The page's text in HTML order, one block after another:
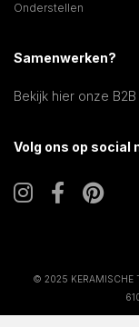
Onderstellen
Samenwerken?
Bekijk hier onze
Volg ons op social
© 2025 KERAMISCHE